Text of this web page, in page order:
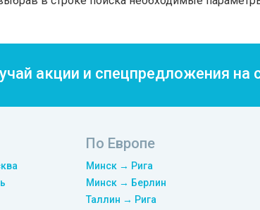
акции и спецпредложения на
По Европе
Минск → Рига
Минск → Берлин
Таллин → Рига